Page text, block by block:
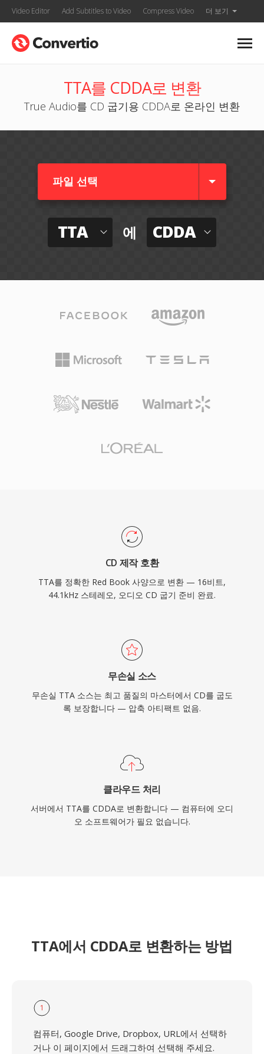
Video Editor Add Subtitles to Video Compress Video 더 보기
TTA를 CDDA로 변환
True Audio를 CD 굽기용 CDDA로 온라인 변환
파일 선택
TTA 에 CDDA
CD 제작 호환
TTA를 정확한 Red Book 사양으로 변환 — 16비트,
44.1kHz 스테레오, 오디오 CD 굽기 준비 완료.
무손실 소스
무손실 TTA 소스는 최고 품질의 마스터에서 CD를 굽도
록 보장합니다 — 압축 아티팩트 없음.
클라우드 처리
서버에서 TTA를 CDDA로 변환합니다 — 컴퓨터에 오디
오 소프트웨어가 필요 없습니다.
TTA에서 CDDA로 변환하는 방법
1
컴퓨터, Google Drive, Dropbox, URL에서 선택하
거나 이 페이지에서 드래그하여 선택해 주세요.